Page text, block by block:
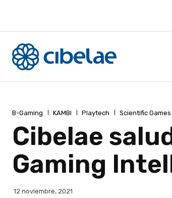
B-Gaming KAMBI Playtech Scientific Games
Cibelae
Gaming
12 noviembre, 2021